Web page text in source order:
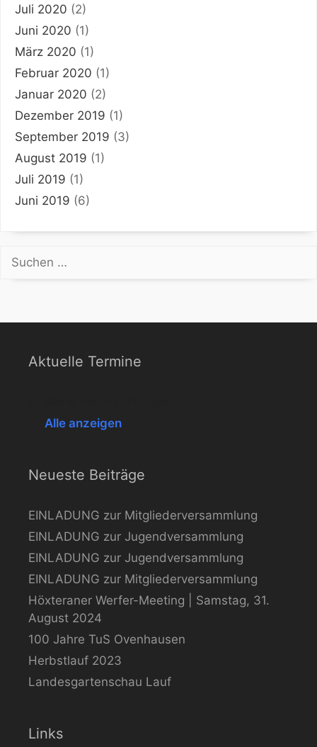
Juli 2020 (2)
Juni 2020 (1)
März 2020 (1)
Februar 2020 (1)
Januar 2020 (2)
Dezember 2019 (1)
September 2019 (3)
August 2019 (1)
Juli 2019 (1)
Juni 2019 (6)
Suchen
nach:
Aktuelle Termine
Alle anzeigen
Neueste Beiträge
EINLADUNG zur Mitgliederversammlung
EINLADUNG zur Jugendversammlung
EINLADUNG zur Jugendversammlung
EINLADUNG zur Mitgliederversammlung
Höxteraner Werfer-Meeting | Samstag, 31.
August 2024
100 Jahre TuS Ovenhausen
Herbstlauf 2023
Landesgartenschau Lauf
Links